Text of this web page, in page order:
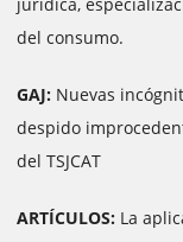
del consumo.
GAJ: Nuevas
despido
del TSJCAT
ARTÍCULOS: La